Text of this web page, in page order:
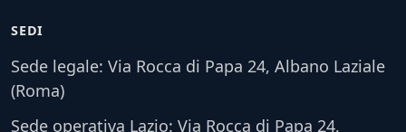
SEDI
Sede legale: Via Rocca di Papa 24, Albano Laziale
(Roma)
Sede operativa Lazio: Via Rocca di Papa 24,